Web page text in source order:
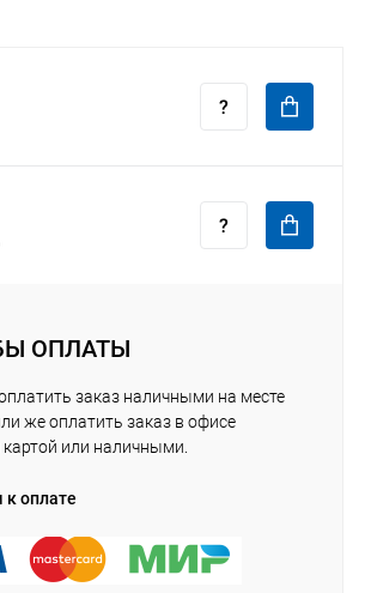
ОПЛАТЫ
заказ наличными на месте
же оплатить заказ в офисе
или наличными.
оплате